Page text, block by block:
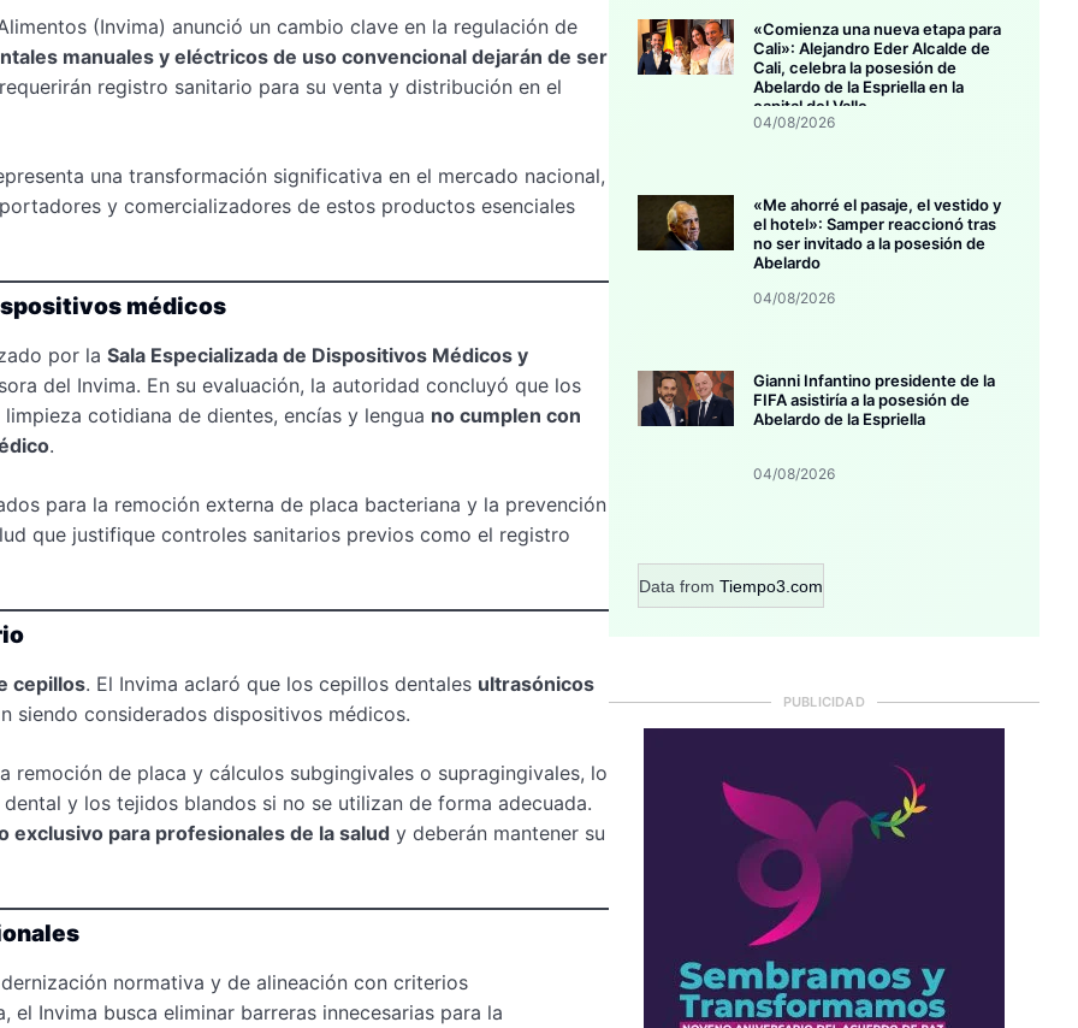
(Invima) anunció un cambio clave en la regulación de
manuales y eléctricos de uso convencional dejarán de ser
registro sanitario para su venta y distribución en el
una transformación significativa en el mercado nacional,
y comercializadores de estos productos esenciales
médicos
por la Sala Especializada de Dispositivos Médicos y
del Invima. En su evaluación, la autoridad concluyó que los
cotidiana de dientes, encías y lengua no cumplen con
.
para la remoción externa de placa bacteriana y la prevención
que justifique controles sanitarios previos como el registro
cepillos. El Invima aclaró que los cepillos dentales ultrasónicos
siendo considerados dispositivos médicos.
remoción de placa y cálculos subgingivales o supragingivales, lo
y los tejidos blandos si no se utilizan de forma adecuada.
exclusivo para profesionales de la salud y deberán mantener su
normativa y de alineación con criterios
Invima busca eliminar barreras innecesarias para la
«Comienza una nueva etapa para
Cali»: Alejandro Eder Alcalde de
Cali, celebra la posesión de
Abelardo de la Espriella en la
capital del Valle
04/08/2026
«Me ahorré el pasaje, el vestido y
el hotel»: Samper reaccionó tras
no ser invitado a la posesión de
Abelardo
04/08/2026
Gianni Infantino presidente de la
FIFA asistiría a la posesión de
Abelardo de la Espriella
04/08/2026
Data from Tiempo3.com
PUBLICIDAD